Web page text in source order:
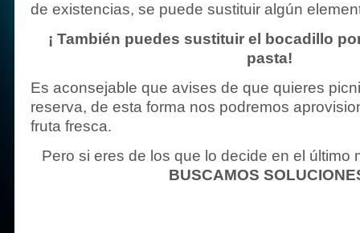
de existencias, se puede sustituir algún
¡ También puedes sustituir el bocadillo
pasta!
Es aconsejable que avises de que quieres
reserva, de esta forma nos podremos
fruta fresca.
Pero si eres de los que lo decide en el último
BUSCAMOS